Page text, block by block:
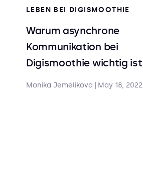
LEBEN BEI DIGISMOOTHIE
Warum asynchrone
Kommunikation bei
Digismoothie wichtig ist
Monika Jemelikova May 18, 2022